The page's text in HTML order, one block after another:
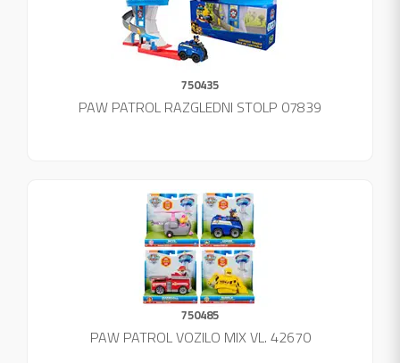
750435
PAW PATROL RAZGLEDNI STOLP 07839
750485
PAW PATROL VOZILO MIX VL. 42670